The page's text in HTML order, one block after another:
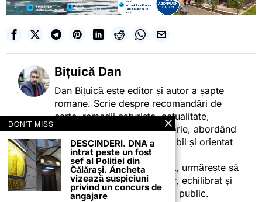
Bițuică Dan
Dan Bițuică este editor și autor a șapte
romane. Scrie despre recomandări de
carte, remedii naturiste, actualitate,
cotidian politic, sport și istorie, abordând
subiectele într-un stil accesibil și orientat
spre informare.
Prin activitatea sa editorială, urmărește să
ofere cititorilor conținut clar, echilibrat și
relevant, adaptat interesului public.
DON'T MISS
DESCINDERI. DNA a
intrat peste un fost
șef al Poliției din
Călărași. Ancheta
vizează suspiciuni
privind un concurs de
angajare